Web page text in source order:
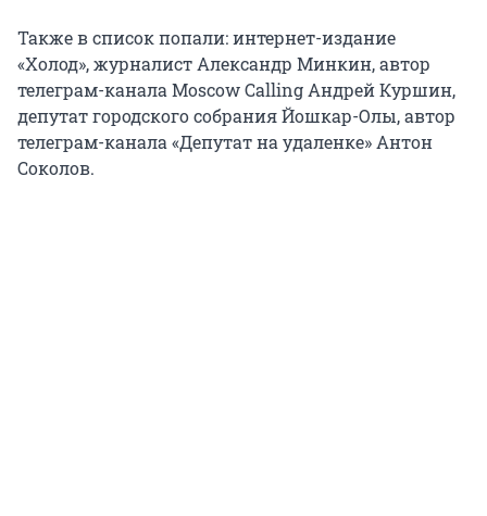
Также в список попали: интернет-издание
«Холод», журналист Александр Минкин, автор
телеграм-канала Moscow Calling Андрей Куршин,
депутат городского собрания Йошкар-Олы, автор
телеграм-канала «Депутат на удаленке» Антон
Соколов.